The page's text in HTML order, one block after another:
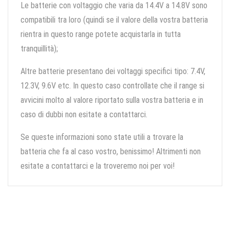
Le batterie con voltaggio che varia da 14.4V a 14.8V sono
compatibili tra loro (quindi se il valore della vostra batteria
rientra in questo range potete acquistarla in tutta
tranquillità);
Altre batterie presentano dei voltaggi specifici tipo: 7.4V,
12.3V, 9.6V etc. In questo caso controllate che il range si
avvicini molto al valore riportato sulla vostra batteria e in
caso di dubbi non esitate a contattarci.
Se queste informazioni sono state utili a trovare la
batteria che fa al caso vostro, benissimo! Altrimenti non
esitate a contattarci e la troveremo noi per voi!